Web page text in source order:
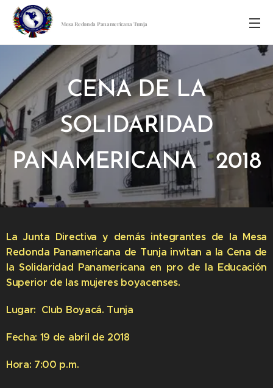
Mesa Redonda Panamericana Tunja
CENA DE LA
SOLIDARIDAD
PANAMERICANA 2018
La Junta Directiva y demás integrantes de la Mesa
Redonda Panamericana de Tunja invitan a la Cena de
la Solidaridad Panamericana en pro de la Educación
Superior de las mujeres boyacenses.
Lugar: Club Boyacá. Tunja
Fecha: 19 de abril de 2018
Hora: 7:00 p.m.